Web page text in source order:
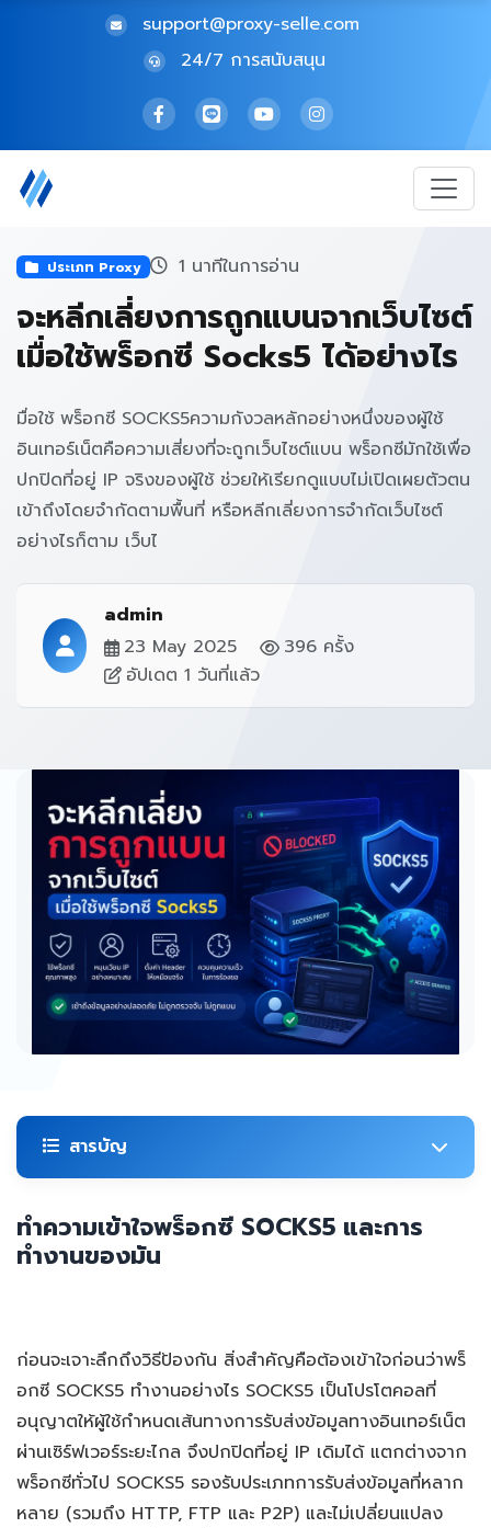
support@proxy-selle.com
24/7 การสนับสนุน
ประเภท Proxy 1 นาทีในการอ่าน
จะหลีกเลี่ยงการถูกแบนจากเว็บไซต์
เมื่อใช้พร็อกซี Socks5 ได้อย่างไร
มื่อใช้ พร็อกซี SOCKS5ความกังวลหลักอย่างหนึ่งของผู้ใช้
อินเทอร์เน็ตคือความเสี่ยงที่จะถูกเว็บไซต์แบน พร็อกซีมักใช้เพื่อ
ปกปิดที่อยู่ IP จริงของผู้ใช้ ช่วยให้เรียกดูแบบไม่เปิดเผยตัวตน
เข้าถึงโดยจำกัดตามพื้นที่ หรือหลีกเลี่ยงการจำกัดเว็บไซต์
อย่างไรก็ตาม เว็บไ
admin
23 May 2025
396 ครั้ง
อัปเดต 1 วันที่แล้ว
สารบัญ
ทำความเข้าใจพร็อกซี SOCKS5 และการ
ทำงานของมัน
ก่อนจะเจาะลึกถึงวิธีป้องกัน สิ่งสำคัญคือต้องเข้าใจก่อนว่าพร็
อกซี SOCKS5 ทำงานอย่างไร SOCKS5 เป็นโปรโตคอลที่
อนุญาตให้ผู้ใช้กำหนดเส้นทางการรับส่งข้อมูลทางอินเทอร์เน็ต
ผ่านเซิร์ฟเวอร์ระยะไกล จึงปกปิดที่อยู่ IP เดิมได้ แตกต่างจาก
พร็อกซีทั่วไป SOCKS5 รองรับประเภทการรับส่งข้อมูลที่หลาก
หลาย (รวมถึง HTTP, FTP และ P2P) และไม่เปลี่ยนแปลง